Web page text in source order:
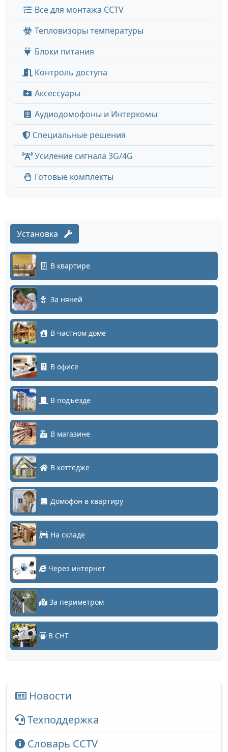
Все для монтажа CCTV
Тепловизоры температуры
Блоки питания
Контроль доступа
Аксессуары
Аудиодомофоны и Интеркомы
Специальные решения
Усиление сигнала 3G/4G
Готовые комплекты
Установка
В квартире
За няней
В частном доме
В офисе
В подъезде
В магазине
В коттедже
Домофон в квартиру
На складе
Через интернет
За периметром
В СНТ
Новости
Техподдержка
Словарь CCTV